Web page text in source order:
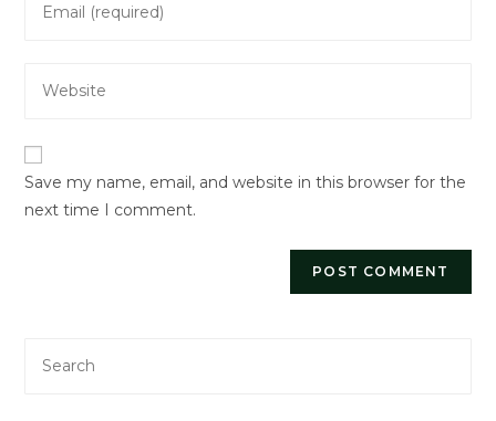
comment
address
URL
(optional)
Save my name, email, and website in this browser for the
next time I comment.